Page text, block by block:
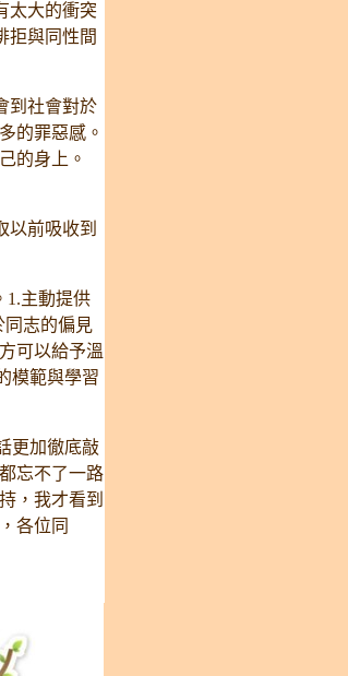
太大的衝突
拒與同性間
到社會對於
的罪惡感。
的身上。
前吸收到
主動提供
同志的偏見
可以給予溫
模範與學習
更加徹底敲
忘不了一路
，我才看到
各位同